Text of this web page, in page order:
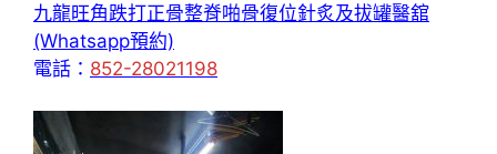
九龍旺角跌打正骨整脊啪骨復位針炙及拔罐醫舘
(Whatsapp預約)
電話： 852-28021198